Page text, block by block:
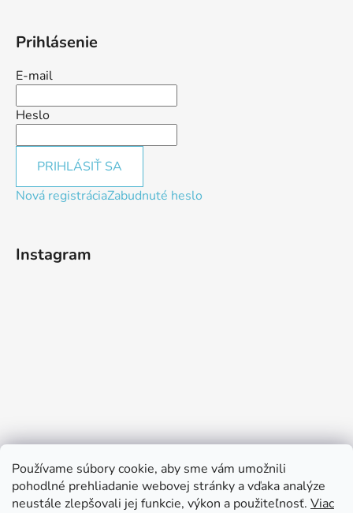
Používame súbory cookie, aby sme vám umožnili
pohodlné prehliadanie webovej stránky a vďaka analýze
neustále zlepšovali jej funkcie, výkon a použiteľnosť. Viac
Prihlásenie
E-mail
Heslo
PRIHLÁSIŤ SA
Nová registráciaZabudnuté heslo
Instagram